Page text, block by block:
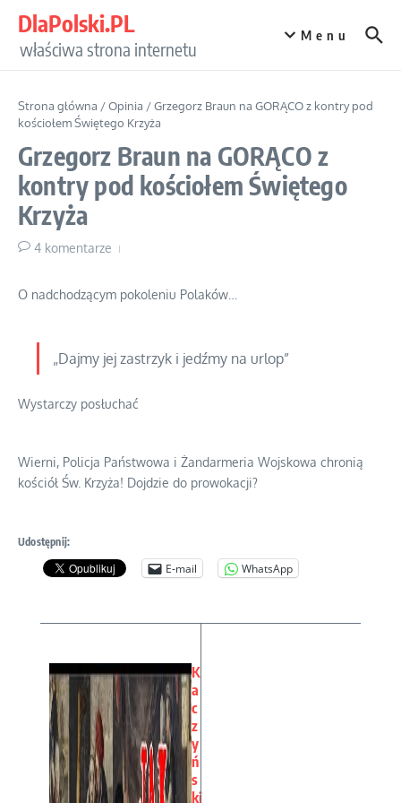
DlaPolski.PL
właściwa strona internetu
Menu
Strona główna /Opinia /Grzegorz Braun na GORĄCO z kontry pod
kościołem Świętego Krzyża
Grzegorz Braun na GORĄCO z
kontry pod kościołem Świętego
Krzyża
4 komentarze
O nadchodzącym pokoleniu Polaków…
„Dajmy jej zastrzyk i jedźmy na urlop”
Wystarczy posłuchać
Wierni, Policja Państwowa i Żandarmeria Wojskowa chronią
kościół Św. Krzyża! Dojdzie do prowokacji?
Udostępnij:
E-mail WhatsApp
K
a
c
z
y
ń
s
ki